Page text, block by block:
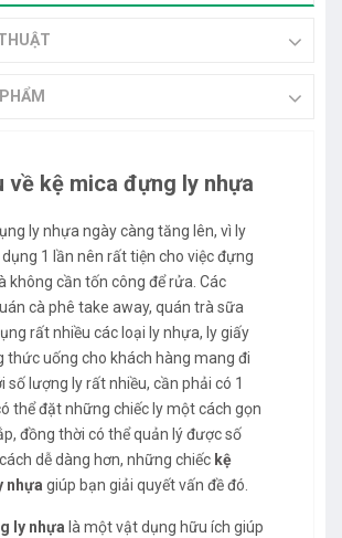
về kệ mica đựng ly nhựa
ly nhựa ngày càng tăng lên, vì ly
1 lần nên rất tiện cho việc đựng
không cần tốn công để rửa. Các
cà phê take away, quán trà sữa
rất nhiều các loại ly nhựa, ly giấy
thức uống cho khách hàng mang đi
số lượng ly rất nhiều, cần phải có 1
thể đặt những chiếc ly một cách gọn
đồng thời có thể quản lý được số
dễ dàng hơn, những chiếc kệ
nhựa giúp bạn giải quyết vấn đề đó.
ly nhựa là một vật dụng hữu ích giúp